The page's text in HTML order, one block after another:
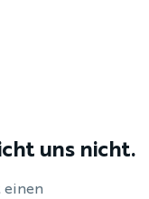
uns nicht.
einen